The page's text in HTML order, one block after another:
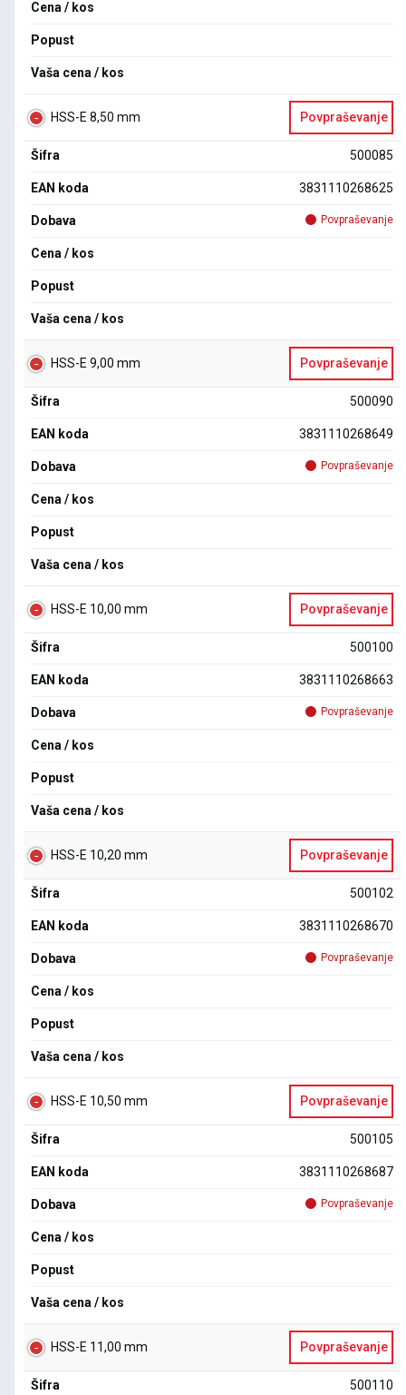
Cena / kos
Popust
Vaša cena / kos
HSS-E 8,50 mm Povpraševanje
Šifra 500085
EAN koda 3831110268625
Dobava Povpraševanje
Cena / kos
Popust
Vaša cena / kos
HSS-E 9,00 mm Povpraševanje
Šifra 500090
EAN koda 3831110268649
Dobava Povpraševanje
Cena / kos
Popust
Vaša cena / kos
HSS-E 10,00 mm Povpraševanje
Šifra 500100
EAN koda 3831110268663
Dobava Povpraševanje
Cena / kos
Popust
Vaša cena / kos
HSS-E 10,20 mm Povpraševanje
Šifra 500102
EAN koda 3831110268670
Dobava Povpraševanje
Cena / kos
Popust
Vaša cena / kos
HSS-E 10,50 mm Povpraševanje
Šifra 500105
EAN koda 3831110268687
Dobava Povpraševanje
Cena / kos
Popust
Vaša cena / kos
HSS-E 11,00 mm Povpraševanje
Šifra 500110